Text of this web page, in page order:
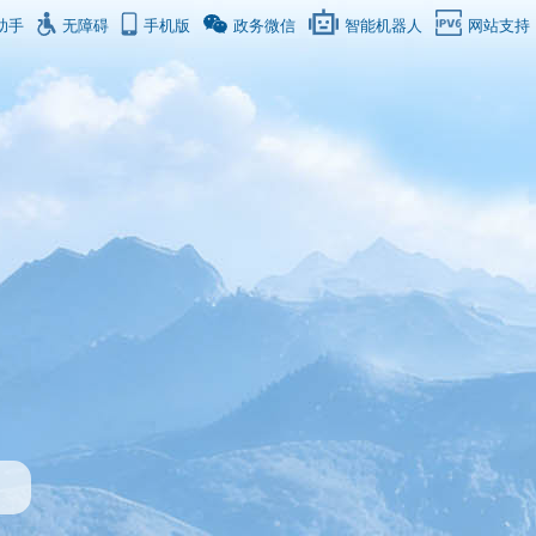
手 无障碍 手机版 政务微信 智能机器人 网站支持